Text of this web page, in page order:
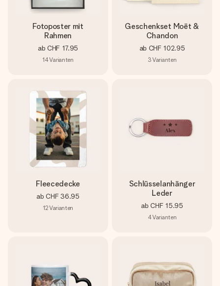
Fotoposter mit
Rahmen
ab CHF 17.95
14Varianten
Geschenkset Moët &
Chandon
ab CHF 102.95
3Varianten
Fleecedecke
ab CHF 36.95
12Varianten
Schlüsselanhänger
Leder
ab CHF 15.95
4Varianten